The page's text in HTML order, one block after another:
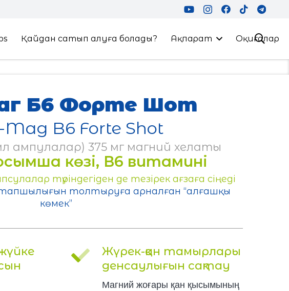
Қайдан сатып алуға болады? Ақпарат Оқиғалар
Б6 Форте Шот
Mag B6 Forte Shot
ампулалар) 375 мг магний хелаты
көзі, В6 витамині
түріндегіден де тезірек ағзаға сіңеді
тапшылығын толтыруға арналған “алғашқы
көмек”
Жүрек-қан тамырлары
денсаулығын сақтау
Магний жоғары қан қысымының